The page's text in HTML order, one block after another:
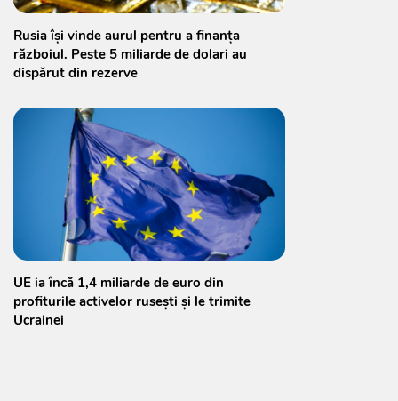
Rusia își vinde aurul pentru a finanța
războiul. Peste 5 miliarde de dolari au
dispărut din rezerve
UE ia încă 1,4 miliarde de euro din
profiturile activelor rusești și le trimite
Ucrainei